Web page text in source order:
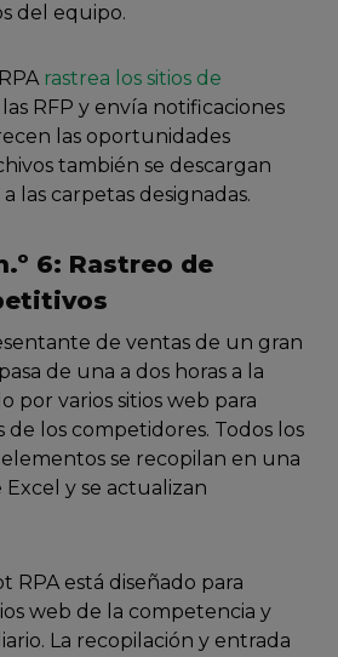
del equipo.
rastrea los sitios de
RFP y envía notificaciones
las oportunidades
también se descargan
las carpetas designadas.
6: Rastreo de
de ventas de un gran
de una a dos horas a la
por varios sitios web para
de los competidores. Todos los
se recopilan en una
y se actualizan
RPA está diseñado para
web de la competencia y
La recopilación y entrada